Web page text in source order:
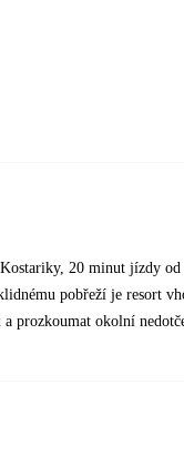
20 minut jízdy
pobřeží je resort
prozkoumat okolní